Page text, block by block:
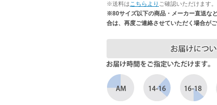
※送料はこちらより ご確認いただけます。
※80サイズ以下の商品・メーカー直送な
合は、再度ご連絡させていただく場合が